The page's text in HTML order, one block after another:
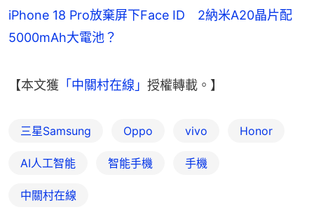
iPhone 18 Pro放棄屏下Face ID 2納米A20晶片配
5000mAh大電池？
【本文獲 「中關村在線」 授權轉載。】
三星Samsung Oppo vivo Honor
AI人工智能 智能手機 手機
中關村在線